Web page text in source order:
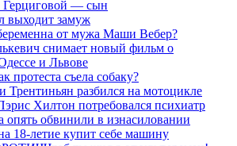
Герциговой — сын
замуж
от мужа Маши Вебер?
снимает новый фильм о
и Львове
протеста съела собаку?
разбился на мотоцикле
Хилтон потребовался психиатр
опять обвинили в изнасиловании
18-летие купит себе машину